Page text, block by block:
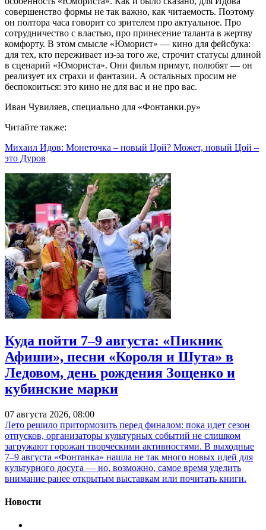
совершенство формы не так важно, как читаемость. Поэтому
он полтора часа говорит со зрителем про актуальное. Про
сотрудничество с властью, про принесение таланта в жертву
комфорту. В этом смысле «Юморист» — кино для фейсбука:
для тех, кто переживает из-за того же, строчит статусы длиной
в сценарий «Юмориста». Они фильм примут, полюбят — он
реализует их страхи и фантазии. А остальных просим не
беспокоиться: это кино не для вас и не про вас.
Иван Чувиляев, специально для «Фонтанки.ру»
Читайте также:
Михаил Идов: Монеточка – новый Цой? Может, новый Цой –
это Дуров
Куда пойти 7–9 августа: «Пикник
Афиши», песни «Короля и Шута» в
Ледовом, день рождения Зощенко и
кубинские марки
07 августа 2026, 08:00
Лето решило притормозить перед финалом: пока идет сезон
отпусков, организаторы культурных событий не слишком
загружают горожан творческими активностями. В выходные
7–9 августа «Фонтанка» нашла не так много новых идей для
культурного досуга — но, возможно, самое время уделить
внимание ранее открытым выставкам или почитать книги.
Новости